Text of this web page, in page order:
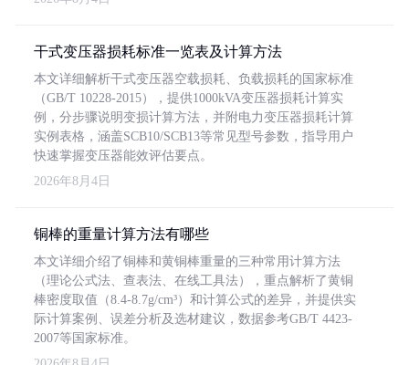
干式变压器损耗标准一览表及计算方法
本文详细解析干式变压器空载损耗、负载损耗的国家标准
（GB/T 10228-2015），提供1000kVA变压器损耗计算实
例，分步骤说明变损计算方法，并附电力变压器损耗计算
实例表格，涵盖SCB10/SCB13等常见型号参数，指导用户
快速掌握变压器能效评估要点。
2026年8月4日
铜棒的重量计算方法有哪些
本文详细介绍了铜棒和黄铜棒重量的三种常用计算方法
（理论公式法、查表法、在线工具法），重点解析了黄铜
棒密度取值（8.4-8.7g/cm³）和计算公式的差异，并提供实
际计算案例、误差分析及选材建议，数据参考GB/T 4423-
2007等国家标准。